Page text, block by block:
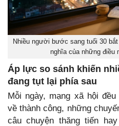
Nhiều người bước sang tuổi 30
nghĩa của những điều
Áp lực so sánh khiến
đang tụt lại phía sau
Mỗi ngày, mạng xã hội
về thành công, những
câu chuyện thăng tiến